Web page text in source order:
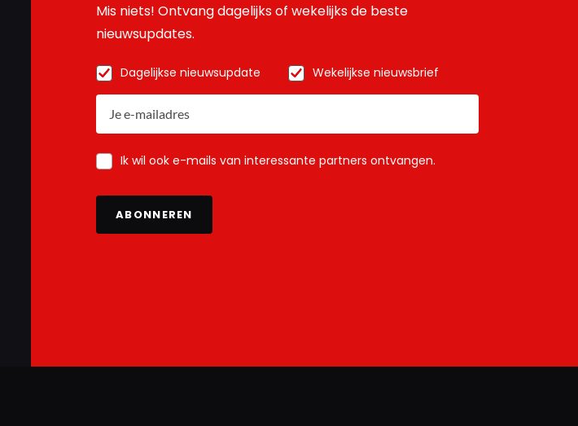
Mis niets! Ontvang dagelijks of wekelijks de beste
nieuwsupdates.
Dagelijkse nieuwsupdate Wekelijkse nieuwsbrief
Ik wil ook e-mails van interessante partners ontvangen.
ABONNEREN